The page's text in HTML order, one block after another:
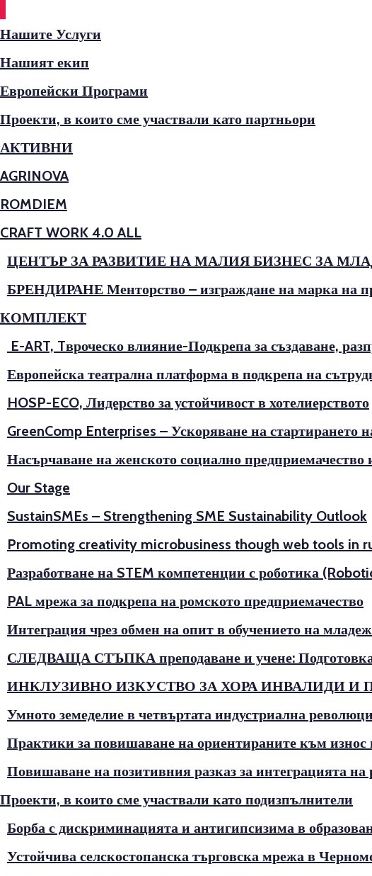
Нашите Услуги
Нашият екип
Европейски Програми
Проекти, в които сме участвали като партньори
АКТИВНИ
AGRINOVA
ROMDIEM
CRAFT WORK 4.0 ALL
ЦЕНТЪР ЗА РАЗВИТИЕ НА МАЛИЯ БИЗНЕС ЗА
БРЕНДИРАНЕ Менторство – изграждане на марка на
КОМПЛЕКТ
E-ART, Tвроческо влияние-Подкрепа за създаване,
Европейска театрална платформа в подкрепа на
HOSP-ECO, Лидерство за устойчивост в хотелиерството
GreenComp Enterprises – Ускоряване на стартирането
Насърчаване на женското социално
Our Stage
SustainSMEs – Strengthening SME Sustainability Outlook
Promoting creativity microbusiness though web tools in
Разработване на STEM компетенции с роботика
PAL мрежа за подкрепа на ромското предприемачество
Интеграция чрез обмен на опит в обучението на
СЛЕДВАЩА СТЪПКА преподаване и учене: Подготовка
ИНКЛУЗИВНО ИЗКУСТВО ЗА ХОРА ИНВАЛИДИ И
Умното земеделие в четвъртата индустриална
Практики за повишаване на ориентираните към износ
Повишаване на позитивния разказ за интеграцията на
Проекти, в които сме участвали като подизпълнители
Борба с дискриминацията и антигипсизима в
Устойчива селскостопанска търговска мрежа в